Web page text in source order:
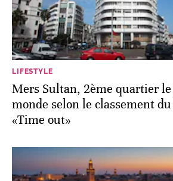
LIFESTYLE
Mers Sultan, 2ème quartier
monde selon le classement
«Time out»